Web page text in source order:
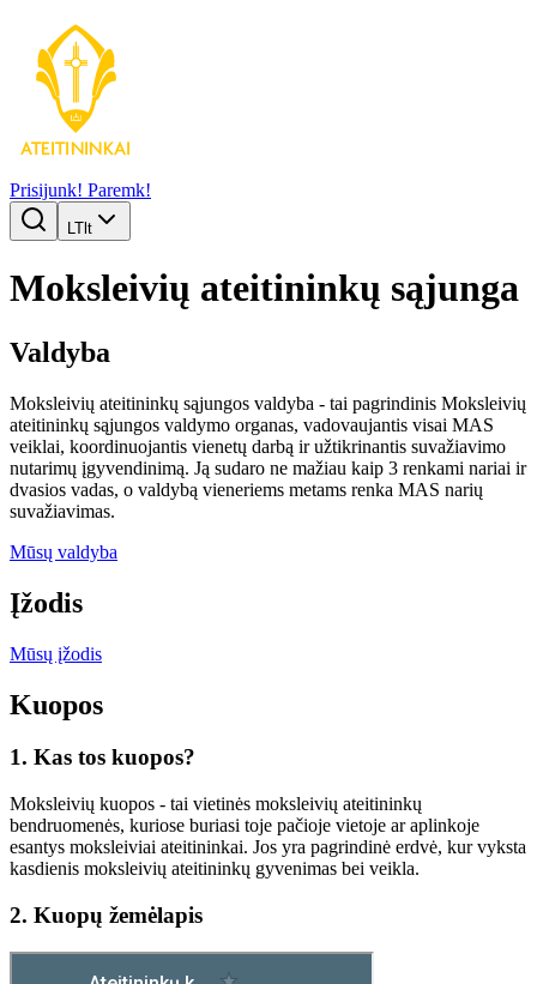
Prisijunk! Paremk!
LT lt
Moksleivių ateitininkų sąjunga
Valdyba
Moksleivių ateitininkų sąjungos valdyba - tai pagrindinis Moksleivių
ateitininkų sąjungos valdymo organas, vadovaujantis visai MAS
veiklai, koordinuojantis vienetų darbą ir užtikrinantis suvažiavimo
nutarimų įgyvendinimą. Ją sudaro ne mažiau kaip 3 renkami nariai ir
dvasios vadas, o valdybą vieneriems metams renka MAS narių
suvažiavimas.
Mūsų valdyba
Įžodis
Mūsų įžodis
Kuopos
1. Kas tos kuopos?
Moksleivių kuopos - tai vietinės moksleivių ateitininkų
bendruomenės, kuriose buriasi toje pačioje vietoje ar aplinkoje
esantys moksleiviai ateitininkai. Jos yra pagrindinė erdvė, kur vyksta
kasdienis moksleivių ateitininkų gyvenimas bei veikla.
2. Kuopų žemėlapis